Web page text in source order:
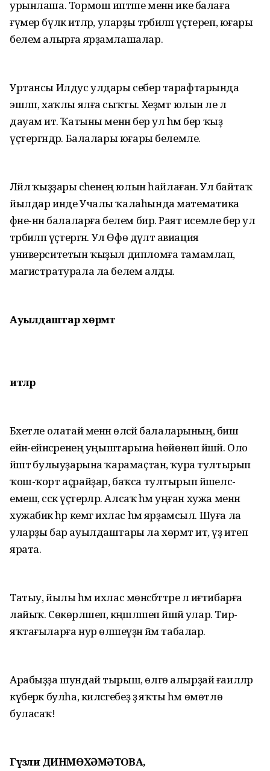
урынлаша. Тормош иптәше менән ике балаға
ғүмер бүләк итәләр, уларҙы тәрбиәләп үҫтереп, юғары
белем алырға ярҙамлашалар.
Уртансы Илдус улдары себер тарафтарында
эшләп, хаҡлы ялға сыҡты. Хеҙмәт юлын әле лә
дауам итә. Ҡатыны менән бер ул һәм бер ҡыҙ
үҫтергәндәр. Балалары юғары белемле.
Ләйлә ҡыҙҙары әсәһенең юлын һайлаған. Ул байтаҡ
йылдар инде Учалы ҡалаһында математика
фәне-нән балаларға белем бирә. Раят исемле бер ул
тәрбиәләп үҫтергән. Ул Өфө дәүләт авиация
университетын ҡыҙыл дипломға тамамлап,
магистратурала ла белем алды.
Ауылдаштар хөрмәт
итәләр
Бәхетле олатай менән өләсәй балаларының, биш
ейән-ейәнсәренең уңыштарына һөйөнөп йәшәй. Оло
йәштә булыуҙарына ҡарамаҫтан, ҡура тултырып
ҡош-ҡорт аҫрайҙар, баҡса тултырып йәшелсә-
емеш, сәскә үҫтерәләр. Алсаҡ һәм уңған хужа менән
хужабикә һәр кемгә ихлас һәм ярҙамсыл. Шуға ла
уларҙы бар ауылдаштары ла хөрмәт итә, үҙ итеп
ярата.
Татыу, йылы һәм ихлас мөнәсәбәттәре лә иғтибарға
лайыҡ. Сөкөрләшеп, кәңәшләшеп йәшәй улар. Тирә-
яҡтағыларға нур өләшеүҙән йәм табалар.
Арабыҙҙа шундай тырыш, өлгө алырҙай ғаиләләр
күберәк булһа, киләсәгебеҙ ҙә яҡты һәм өмөтлө
буласаҡ!
Гүзәлиә ДИНМӨХӘМӘТОВА,